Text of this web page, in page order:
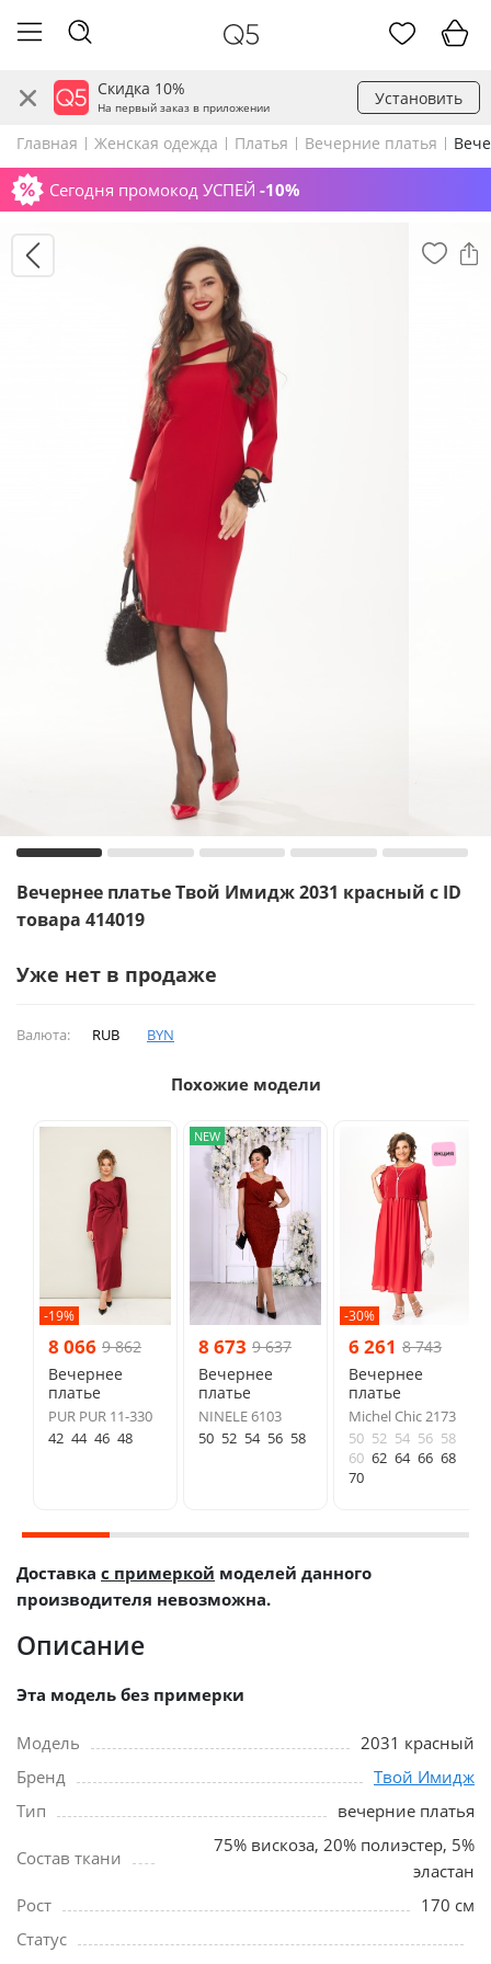
Скидка 10%
На первый заказ в приложении Установить
Главная Женская одежда Платья Вечерние платья
Сегодня промокод УСПЕЙ -10%
Вечернее платье Твой Имидж 2031 красный с ID
товара 414019
Уже нет в продаже
Валюта: RUB BYN
Похожие модели
-19%
8 066 9 862
Вечернее
платье
PUR PUR 11-330
42 44 46 48
NEW
8 673 9 637
Вечернее
платье
NINELE 6103
50 52 54 56 58
-30%
6 261 8 743
Вечернее
платье
Michel Chic 2173
50 52 54 56 58
60 62 64 66 68
70
Доставка с примеркой моделей данного
производителя невозможна.
Описание
Эта модель без примерки
Модель
2031 красный
Бренд
Твой Имидж
Тип
вечерние платья
Состав ткани
75% вискоза, 20% полиэстер, 5%
эластан
Рост
170 см
Статус